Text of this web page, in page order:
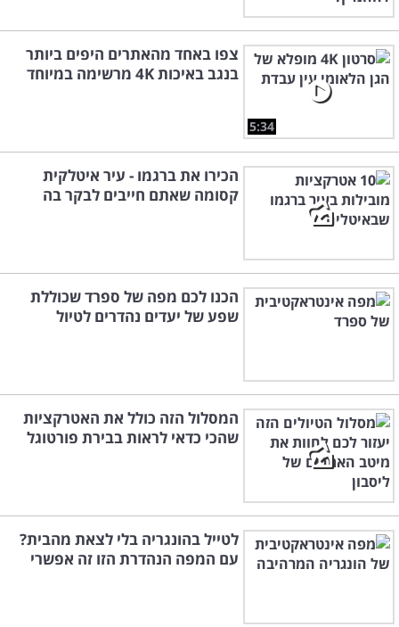
5:34
צפו באחד מהאתרים היפים ביותר
בנגב באיכות 4K מרשימה במיוחד
הכירו את ברגמו - עיר איטלקית
קסומה שאתם חייבים לבקר בה
הכנו לכם מפה של ספרד שכוללת
שפע של יעדים נהדרים לטיול
המסלול הזה כולל את האטרקציות
שהכי כדאי לראות בבירת פורטוגל
לטייל בהונגריה בלי לצאת מהבית?
עם המפה הנהדרת הזו זה אפשרי